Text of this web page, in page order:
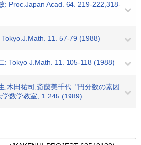
: Proc.Japan Acad. 64. 219-222,318-
11. 57-79 (1988)
: Tokyo J.Math. 11. 105-118 (1988)
,木田祐司,斎藤美千代: "円分数の素因
数学教室, 1-245 (1989)